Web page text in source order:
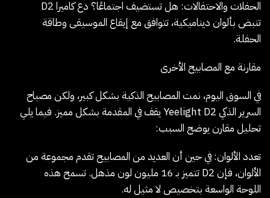
الحفلات والاحتفالات
: هل تستضيف اجتماعًا؟ دع كاميرا D2
تنبض بألوان ديناميكية، تتوافق مع إيقاع الموسيقى وطاقة
الحفلة.
مقارنة مع المصابيح الأخرى
في السوق اليوم، نمت المصابيح الذكية بشكل كبير، ولكن مصباح
السرير الذكي Yeelight D2 يقف في المقدمة بشكل مميز. فيما يلي
تحليل مقارن يوضح السبب:
تعدد الألوان: في حين أن العديد من المصابيح تقدم مجموعة من
الألوان، فإن D2 تتميز بـ 16 مليون لون مذهل. تسمح هذه
اللوحة الواسعة بتخصيص لا مثيل له.